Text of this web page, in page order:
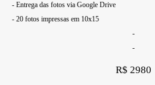
- Entrega das fotos via Google Drive
- 20 fotos impressas em 10x15
-
-
R$ 2980